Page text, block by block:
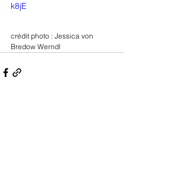
k8jE
crédit photo : Jessica von
Bredow Werndl